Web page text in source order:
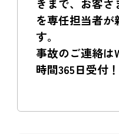
きまで、お客
を専任担当者が
す。
事故のご連絡は
時間365日受付！